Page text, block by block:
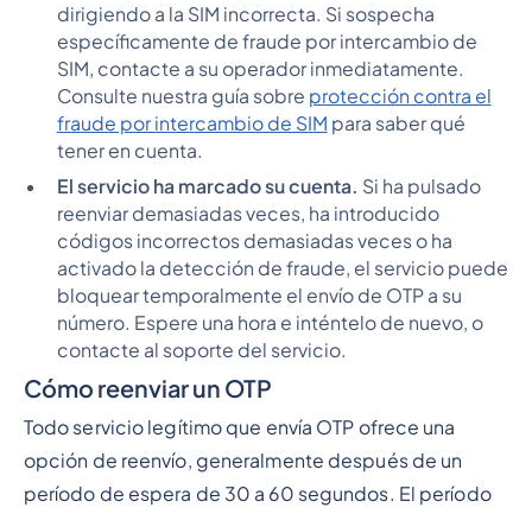
dirigiendo a la SIM incorrecta. Si sospecha
específicamente de fraude por intercambio de
SIM, contacte a su operador inmediatamente.
Consulte nuestra guía sobre protección contra el
fraude por intercambio de SIM para saber qué
tener en cuenta.
El servicio ha marcado su cuenta. Si ha pulsado
reenviar demasiadas veces, ha introducido
códigos incorrectos demasiadas veces o ha
activado la detección de fraude, el servicio puede
bloquear temporalmente el envío de OTP a su
número. Espere una hora e inténtelo de nuevo, o
contacte al soporte del servicio.
Cómo reenviar un OTP
Todo servicio legítimo que envía OTP ofrece una
opción de reenvío, generalmente después de un
período de espera de 30 a 60 segundos. El período